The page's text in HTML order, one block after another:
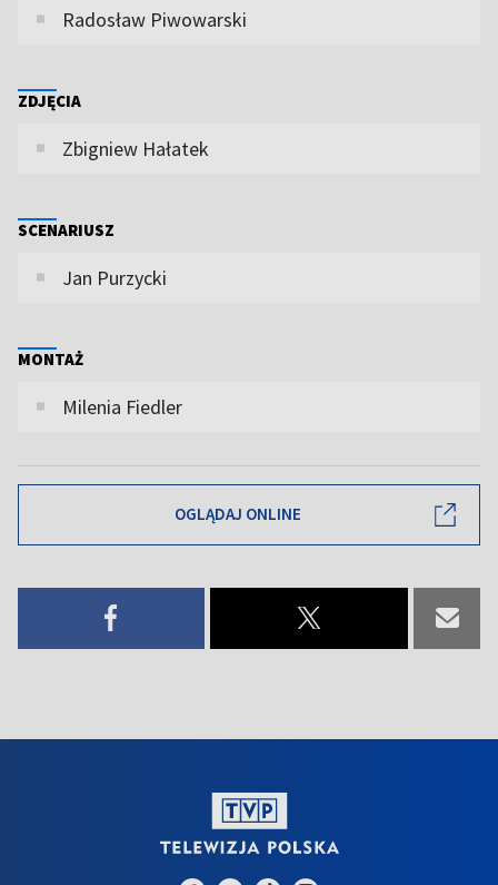
Radosław Piwowarski
ZDJĘCIA
Zbigniew Hałatek
SCENARIUSZ
Jan Purzycki
MONTAŻ
Milenia Fiedler
OGLĄDAJ ONLINE